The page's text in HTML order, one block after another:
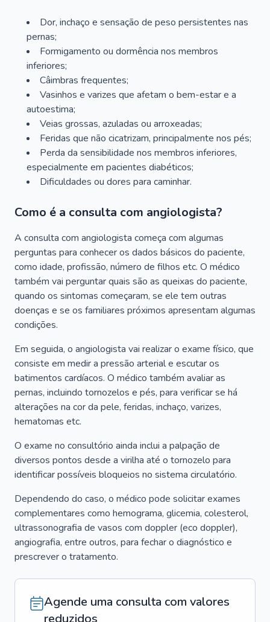
Dor, inchaço e sensação de peso persistentes nas
pernas;
Formigamento ou dormência nos membros
inferiores;
Câimbras frequentes;
Vasinhos e varizes que afetam o bem-estar e a
autoestima;
Veias grossas, azuladas ou arroxeadas;
Feridas que não cicatrizam, principalmente nos pés;
Perda da sensibilidade nos membros inferiores,
especialmente em pacientes diabéticos;
Dificuldades ou dores para caminhar.
Como é a consulta com angiologista?
A consulta com angiologista começa com algumas
perguntas para conhecer os dados básicos do paciente,
como idade, profissão, número de filhos etc. O médico
também vai perguntar quais são as queixas do paciente,
quando os sintomas começaram, se ele tem outras
doenças e se os familiares próximos apresentam algumas
condições.
Em seguida, o angiologista vai realizar o exame físico, que
consiste em medir a pressão arterial e escutar os
batimentos cardíacos. O médico também avaliar as
pernas, incluindo tornozelos e pés, para verificar se há
alterações na cor da pele, feridas, inchaço, varizes,
hematomas etc.
O exame no consultório ainda inclui a palpação de
diversos pontos desde a virilha até o tornozelo para
identificar possíveis bloqueios no sistema circulatório.
Dependendo do caso, o médico pode solicitar exames
complementares como hemograma, glicemia, colesterol,
ultrassonografia de vasos com doppler (eco doppler),
angiografia, entre outros, para fechar o diagnóstico e
prescrever o tratamento.
Agende uma consulta com valores
reduzidos